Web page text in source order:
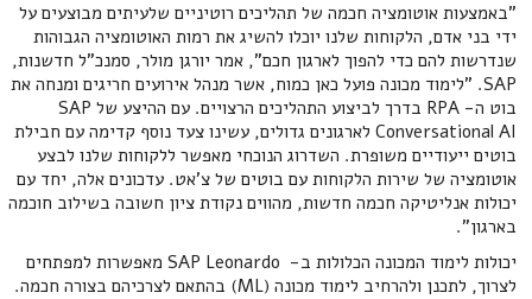
"באמצעות אוטומציה חכמה של תהליכים רוטיניים שלעיתים מבוצעים על
ידי בני אדם, הלקוחות שלנו יוכלו להשיג את רמות האוטומציה הגבוהות
שנדרשות להם כדי להפוך לארגון חכם", אמר יורגן מולר, סמנכ"ל חדשנות,
SAP. "לימוד מכונה פועל כאן כמוח, אשר מנהל אירועים חריגים ומנחה את
בוט ה- RPA בדרך לביצוע התהליכים הרצויים. עם ההיצע של SAP
Conversational AI לארגונים גדולים, עשינו צעד נוסף קדימה עם חבילת
בוטים ייעודיים משופרת. השדרוג הנוכחי מאפשר ללקוחות שלנו לבצע
אוטומציה של שירות הלקוחות עם בוטים של צ'אט. עדכונים אלה, יחד עם
יכולות אנליטיקה חכמה חדשות, מהווים נקודת ציון חשובה בשילוב חוכמה
בארגון".
יכולות לימוד המכונה הכלולות ב- SAP Leonardo מאפשרות למפתחים
לצרוך, לתכנן ולהרחיב לימוד מכונה (ML) בהתאם לצרכיהם בצורה חכמה.